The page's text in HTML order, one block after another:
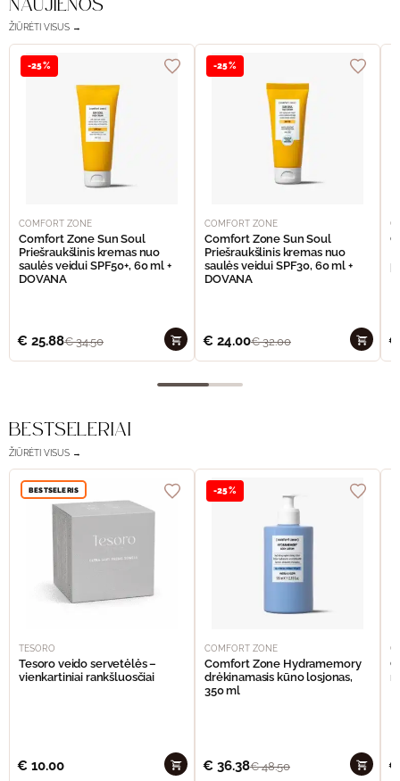
NAUJIENOS
ŽIŪRĖTI VISUS →
-25%
COMFORT ZONE
Comfort Zone Sun Soul
Priešraukšlinis kremas nuo
saulės veidui SPF50+, 60 ml +
DOVANA
€ 25.88€34.50
-25%
COMFORT ZONE
Comfort Zone Sun Soul
Priešraukšlinis kremas nuo
saulės veidui SPF30, 60 ml +
DOVANA
€ 24.00€32.00 €
BESTSELERIAI
ŽIŪRĖTI VISUS →
BESTSELERIS
TESORO
Tesoro veido servetėlės –
vienkartiniai rankšluosčiai
€ 10.00
-25%
COMFORT ZONE
Comfort Zone Hydramemory
drėkinamasis kūno losjonas,
350 ml
€ 36.38€48.50 €